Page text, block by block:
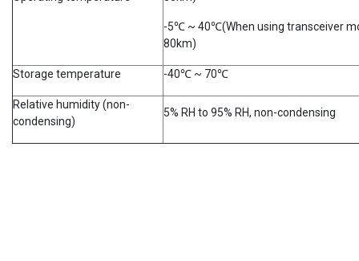
-5℃ ~ 40℃(When using transceiver
80km)
Storage temperature -40℃ ~ 70℃
Relative humidity (non-
condensing)
5% RH to 95% RH, non-condensing